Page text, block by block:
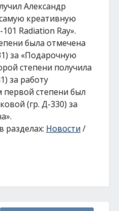
Александр
креативную
Radiation Ray».
была отмечена
за «Подарочную
степени получила
за работу
первой степени был
(гр. Д-330) за
разделах: Новости/